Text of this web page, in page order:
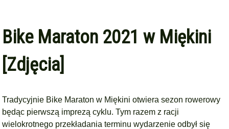
Bike Maraton 2021 w Miękini
[Zdjęcia]
Tradycyjnie Bike Maraton w Miękini otwiera sezon rowerowy
będąc pierwszą imprezą cyklu. Tym razem z racji
wielokrotnego przekładania terminu wydarzenie odbył się